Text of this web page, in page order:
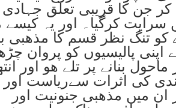
جن کا قریبی تعلق
کرگیا۔ اور یہ
تنگ نظر قسم کا مذھبی
پالیسیوں کو پروان
بنانے پر تلے ھو اور
کی اثرات سےریاست
میں مذھبی جنونیت اور